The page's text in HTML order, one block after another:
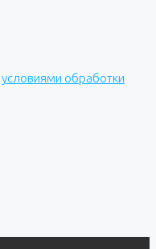
условиями обработки